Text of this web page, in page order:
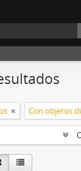
Con objetos